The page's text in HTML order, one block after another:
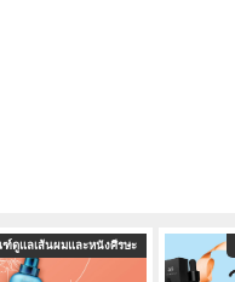
ดูแลเส้นผมและหนังศีรษะ